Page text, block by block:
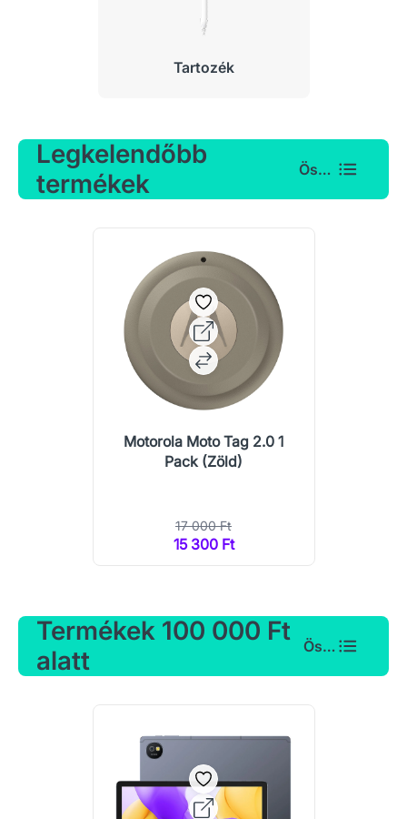
Tartozék
Legkelendőbb
termékek
Összes
Motorola Moto Tag 2.0 1
Pack (Zöld)
17 000 Ft
15 300 Ft
Termékek 100 000 Ft
alatt
Összes